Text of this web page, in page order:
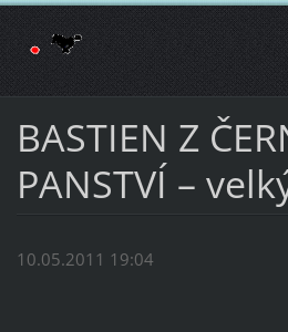
BASTIEN Z
PANSTVÍ –
10.05.2011 19:04